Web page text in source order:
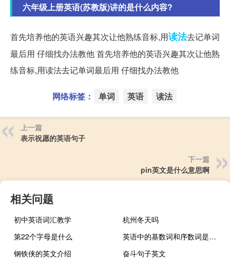
六年级上册英语(苏教版)讲的是什么内容?
首先培养他的英语兴趣其次让他熟练音标,用读法去记单词
最后用 仔细找办法教他 首先培养他的英语兴趣其次让他熟
练音标,用读法去记单词最后用 仔细找办法教他
网络标签： 单词 英语 读法
上一篇
表示祝愿的英语句子
下一篇
pin英文是什么意思啊
相关问题
初中英语词汇教学
杭州冬天吗
第22个字母是什么
英语中的基数词和序数词是什么
钢铁侠的英文介绍
奋斗句子英文